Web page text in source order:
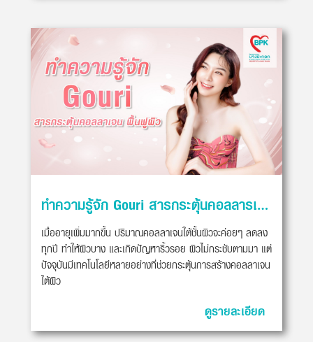
ทำความรู้จัก Gouri สารกระตุ้นคอลลารเจน ฟื้นฟูผิว
เมื่ออายุเพิ่มมากขึ้น ปริมาณคอลลาเจนใต้ชั้นผิวจะค่อยๆ ลดลง
ทุกปี ทำให้ผิวบาง และเกิดปัญหาริ้วรอย ผิวไม่กระชับตามมา แต่
ปัจจุบันมีเทคโนโลยีหลายอย่างที่ช่วยกระตุ้นการสร้างคอลลาเจน
ใต้ผิว
ดูรายละเอียด